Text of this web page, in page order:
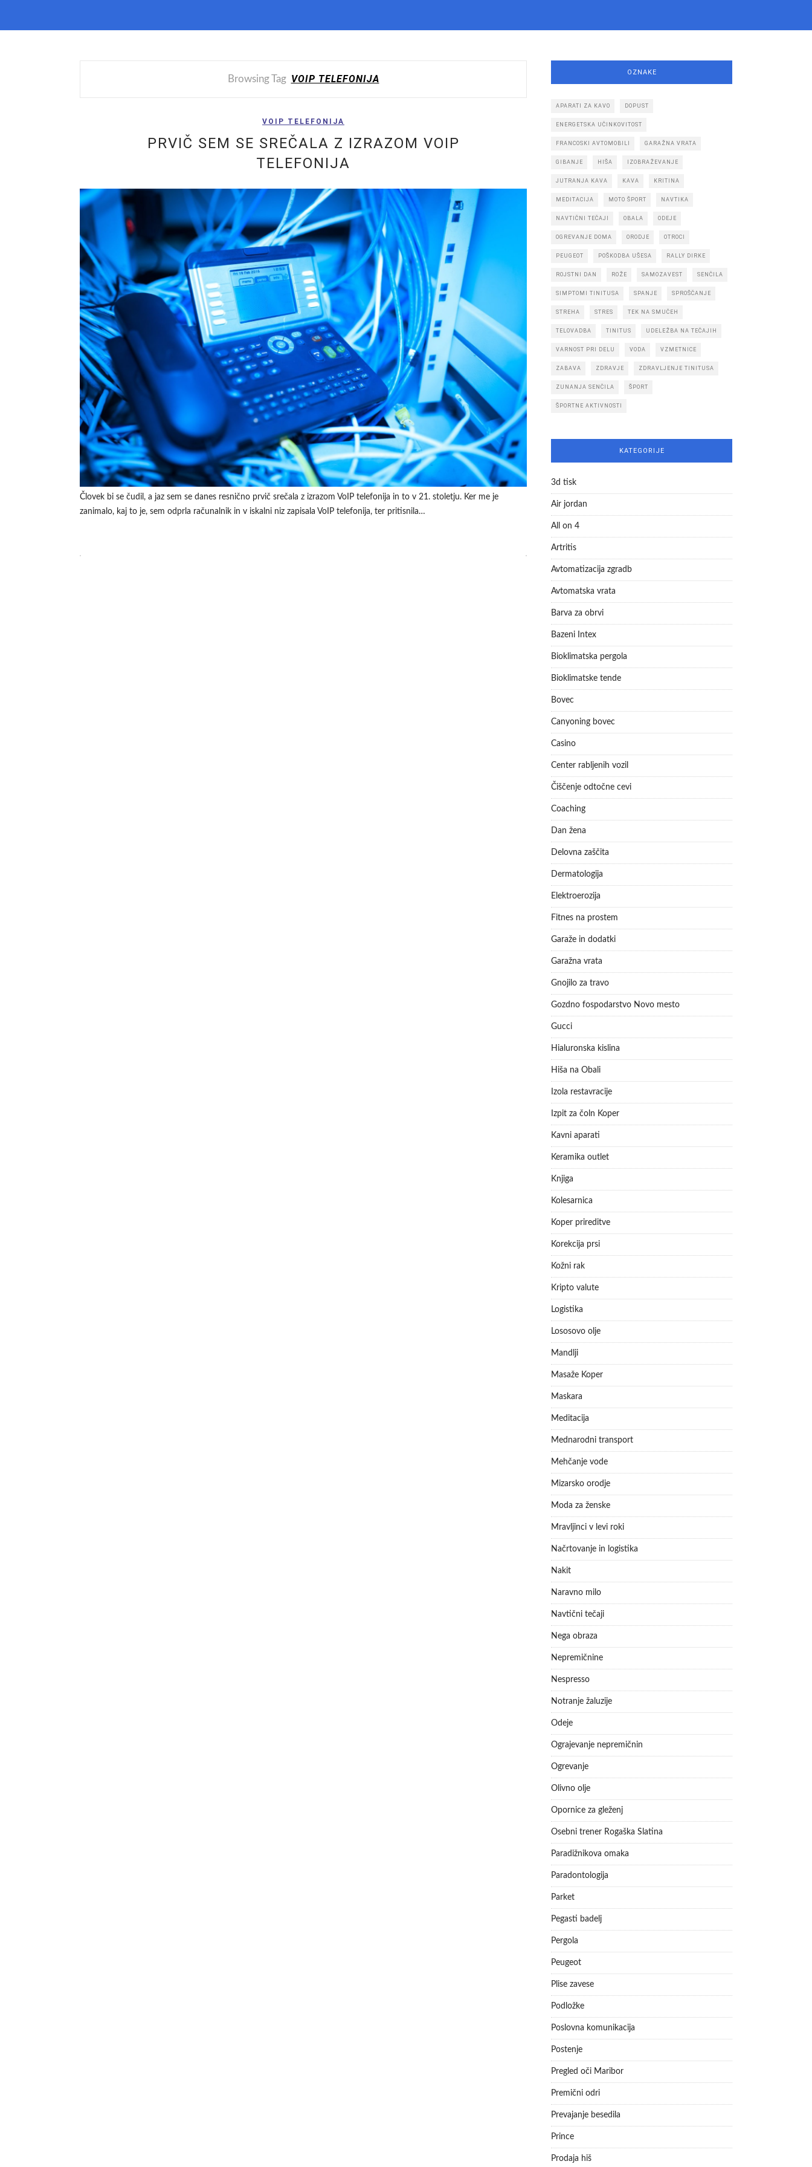
Browsing Tag VOIP TELEFONIJA
VOIP TELEFONIJA
PRVIČ SEM SE SREČALA Z IZRAZOM VOIP
TELEFONIJA
Človek bi se čudil, a jaz sem se danes resnično prvič srečala z izrazom VoIP telefonija in to v 21. stoletju. Ker me je
zanimalo, kaj to je, sem odprla računalnik in v iskalni niz zapisala VoIP telefonija, ter pritisnila…
OZNAKE
APARATI ZA KAVO DOPUST
ENERGETSKA UČINKOVITOST
FRANCOSKI AVTOMOBILI GARAŽNA VRATA
GIBANJE HIŠA IZOBRAŽEVANJE
JUTRANJA KAVA KAVA KRITINA
MEDITACIJA MOTO ŠPORT NAVTIKA
NAVTIČNI TEČAJI OBALA ODEJE
OGREVANJE DOMA ORODJE OTROCI
PEUGEOT POŠKODBA UŠESA RALLY DIRKE
ROJSTNI DAN ROŽE SAMOZAVEST SENČILA
SIMPTOMI TINITUSA SPANJE SPROŠČANJE
STREHA STRES TEK NA SMUČEH
TELOVADBA TINITUS UDELEŽBA NA TEČAJIH
VARNOST PRI DELU VODA VZMETNICE
ZABAVA ZDRAVJE ZDRAVLJENJE TINITUSA
ZUNANJA SENČILA ŠPORT
ŠPORTNE AKTIVNOSTI
KATEGORIJE
3d tisk
Air jordan
All on 4
Artritis
Avtomatizacija zgradb
Avtomatska vrata
Barva za obrvi
Bazeni Intex
Bioklimatska pergola
Bioklimatske tende
Bovec
Canyoning bovec
Casino
Center rabljenih vozil
Čiščenje odtočne cevi
Coaching
Dan žena
Delovna zaščita
Dermatologija
Elektroerozija
Fitnes na prostem
Garaže in dodatki
Garažna vrata
Gnojilo za travo
Gozdno fospodarstvo Novo mesto
Gucci
Hialuronska kislina
Hiša na Obali
Izola restavracije
Izpit za čoln Koper
Kavni aparati
Keramika outlet
Knjiga
Kolesarnica
Koper prireditve
Korekcija prsi
Kožni rak
Kripto valute
Logistika
Lososovo olje
Mandlji
Masaže Koper
Maskara
Meditacija
Mednarodni transport
Mehčanje vode
Mizarsko orodje
Moda za ženske
Mravljinci v levi roki
Načrtovanje in logistika
Nakit
Naravno milo
Navtični tečaji
Nega obraza
Nepremičnine
Nespresso
Notranje žaluzije
Odeje
Ograjevanje nepremičnin
Ogrevanje
Olivno olje
Opornice za gleženj
Osebni trener Rogaška Slatina
Paradižnikova omaka
Paradontologija
Parket
Pegasti badelj
Pergola
Peugeot
Plise zavese
Podložke
Poslovna komunikacija
Postenje
Pregled oči Maribor
Premični odri
Prevajanje besedila
Prince
Prodaja hiš